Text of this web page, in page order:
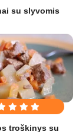
su slyvomis
troškinys su